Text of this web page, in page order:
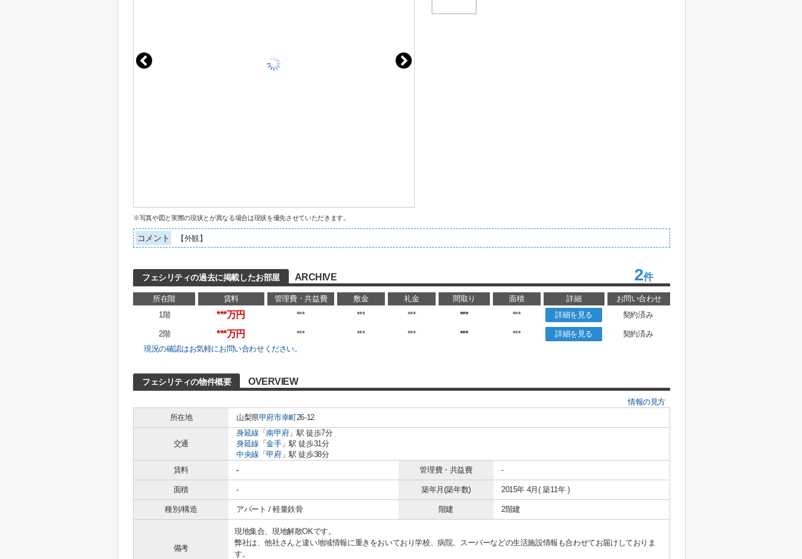
※写真や図と実際の現状とが異なる場合は現状を優先させていただきます。
コメント 【外観】
フェシリティの過去に掲載したお部屋 ARCHIVE 2件
所在階 賃料 管理費・共益費 敷金 礼金 間取り 面積 詳細
お問い合わせ
1階
***万円 *** *** *** *** *** 詳細を見る 契約済み
2階 ***万円 *** *** *** *** *** 詳細を見る
契約済み
現況の確認はお気軽にお問い合わせください。
フェシリティの物件概要 OVERVIEW
情報の見方
所在地
山梨県甲府市幸町26-12
交通
身延線 「南甲府」駅 徒歩7分
身延線 「金手」駅 徒歩31分
中央線 「甲府」駅 徒歩38分
賃料
- 管理費・共益費 -
面積 - 築年月(築年数) 2015年 4月( 築11年 )
種別/構造 アパート / 軽量鉄骨 階建 2階建
備考
現地集合、現地解散OKです。
弊社は、他社さんと違い地域情報に重きをおいており学校、病院、スーパーなどの生活施設情報も合わせてお届けしておりま
す。